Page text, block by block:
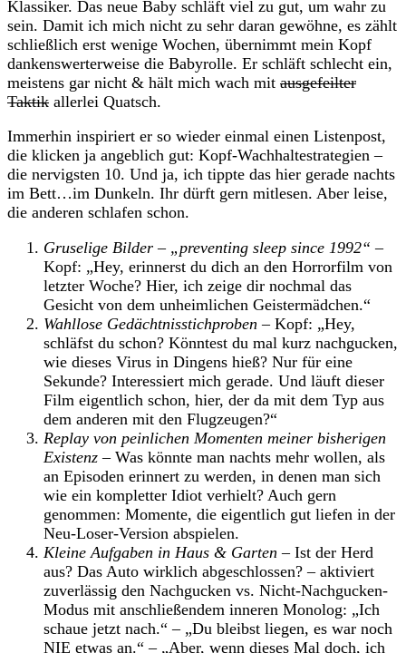
Klassiker. Das neue Baby schläft viel zu gut, um wahr zu
sein. Damit ich mich nicht zu sehr daran gewöhne, es zählt
schließlich erst wenige Wochen, übernimmt mein Kopf
dankenswerterweise die Babyrolle. Er schläft schlecht ein,
meistens gar nicht & hält mich wach mit ausgefeilter
Taktik allerlei Quatsch.
Immerhin inspiriert er so wieder einmal einen Listenpost,
die klicken ja angeblich gut: Kopf-Wachhaltestrategien –
die nervigsten 10. Und ja, ich tippte das hier gerade nachts
im Bett…im Dunkeln. Ihr dürft gern mitlesen. Aber leise,
die anderen schlafen schon.
Gruselige Bilder – „preventing sleep since 1992“–
Kopf: „Hey, erinnerst du dich an den Horrorfilm von
letzter Woche? Hier, ich zeige dir nochmal das
Gesicht von dem unheimlichen Geistermädchen.“
Wahllose Gedächtnisstichproben –Kopf: „Hey,
schläfst du schon? Könntest du mal kurz nachgucken,
wie dieses Virus in Dingens hieß? Nur für eine
Sekunde? Interessiert mich gerade. Und läuft dieser
Film eigentlich schon, hier, der da mit dem Typ aus
dem anderen mit den Flugzeugen?“
Replay von peinlichen Momenten meiner bisherigen
Existenz – Was könnte man nachts mehr wollen, als
an Episoden erinnert zu werden, in denen man sich
wie ein kompletter Idiot verhielt? Auch gern
genommen: Momente, die eigentlich gut liefen in der
Neu-Loser-Version abspielen.
Kleine Aufgaben in Haus & Garten –Ist der Herd
aus? Das Auto wirklich abgeschlossen? – aktiviert
zuverlässig den Nachgucken vs. Nicht-Nachgucken-
Modus mit anschließendem inneren Monolog: „Ich
schaue jetzt nach.“ – „Du bleibst liegen, es war noch
NIE etwas an.“ – „Aber, wenn dieses Mal doch, ich